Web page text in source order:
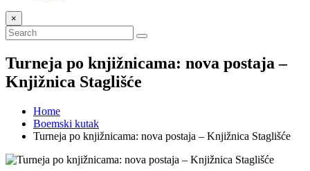
×
Turneja po knjižnicama: nova postaja –
Knjižnica Staglišće
Home
Boemski kutak
Turneja po knjižnicama: nova postaja – Knjižnica Staglišće